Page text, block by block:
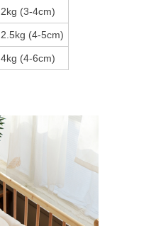
2kg (3-4cm)
2.5kg (4-5cm)
4kg (4-6cm)